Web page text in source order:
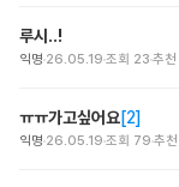
루시..!
익명 26.05.19 조회 23 추천
ㅠㅠ가고싶어요[2]
익명 26.05.19 조회 79 추천